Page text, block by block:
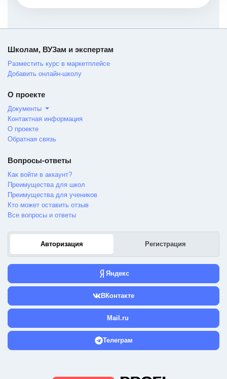
Школам, ВУЗам и экспертам
Разместить курс в маркетплейсе
Добавить онлайн-школу
О проекте
Документы
Контактная информация
О проекте
Обратная связь
Вопросы-ответы
Как войти в аккаунт?
Преимущества для школ
Преимущества для учеников
Кто может оставить отзыв
Все вопросы и ответы
Авторизация Регистрация
Яндекс
ВКонтакте
Mail.ru
Телеграм